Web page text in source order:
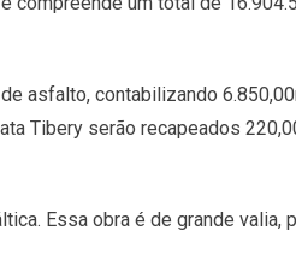
asfalto, contabilizando
Tibery serão recapeados
Essa obra é de grande valia,